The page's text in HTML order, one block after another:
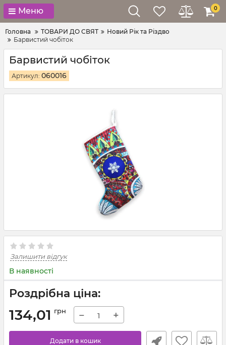
Меню 0
Головна ТОВАРИ ДО СВЯТ
Новий Рік та Різдво
Барвистий чобіток
Барвистий чобіток
Артикул: 060016
Залишити відгук
В наявності
Роздрібна ціна:
134,01 грн − +
Додати в кошик